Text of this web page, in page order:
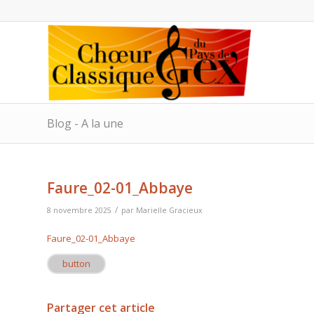
Blog - A la une
Faure_02-01_Abbaye
8 novembre 2025 / par Marielle Gracieux
Faure_02-01_Abbaye
button
Partager cet article